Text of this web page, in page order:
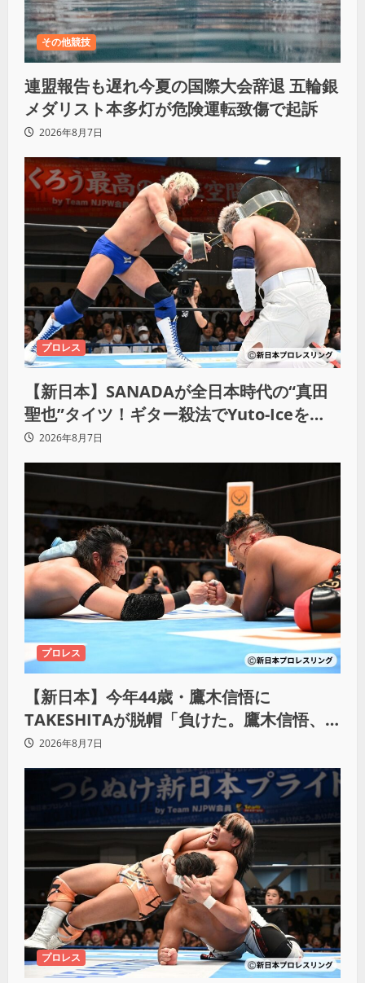
その他競技
連盟報告も遅れ今夏の国際大会辞退 五輪銀
メダリスト本多灯が危険運転致傷で起訴
2026年8月7日
プロレス
【新日本】SANADAが全日本時代の“真田
聖也”タイツ！ギター殺法でYuto-Iceを
KO「俺と闘う時は考えろ。感じるな」
2026年8月7日
プロレス
【新日本】今年44歳・鷹木信悟に
TAKESHITAが脱帽「負けた。鷹木信悟、
強いわ！」
2026年8月7日
プロレス